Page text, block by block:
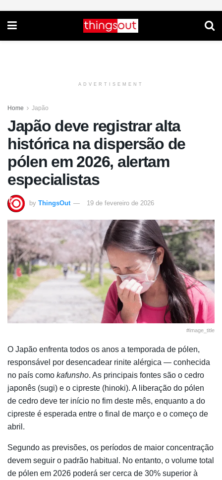
ADVERTISEMENT
Home Japão
Japão deve registrar alta
histórica na dispersão de
pólen em 2026, alertam
especialistas
by ThingsOut 19 de fevereiro de 2026
#image_title
O Japão enfrenta todos os anos a temporada de pólen,
responsável por desencadear rinite alérgica — conhecida
no país como kafunsho. As principais fontes são o cedro
japonês (sugi) e o cipreste (hinoki). A liberação do pólen
de cedro deve ter início no fim deste mês, enquanto a do
cipreste é esperada entre o final de março e o começo de
abril.
Segundo as previsões, os períodos de maior concentração
devem seguir o padrão habitual. No entanto, o volume total
de pólen em 2026 poderá ser cerca de 30% superior à